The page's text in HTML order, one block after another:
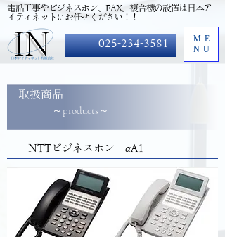
ME
NU
025-234-3581
​電話工事やビジネスホン、FAX、複合機の設置は日本ア
イティネットにお任せください！！
取扱商品
～products～
NTTビジネスホン αA1